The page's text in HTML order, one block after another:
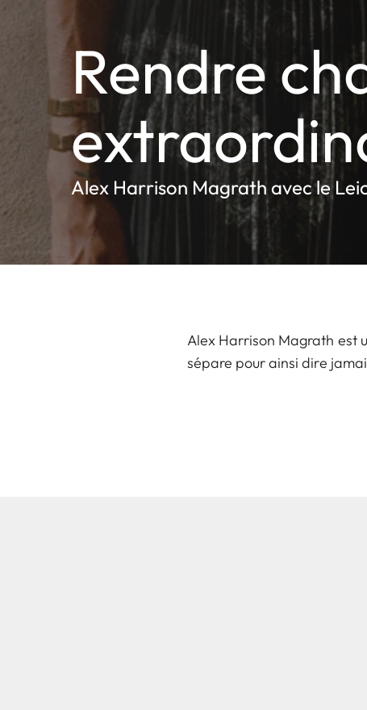
Rendre
Alex Harrison Magrath avec le
Alex Harrison Magrath est
sépare pour ainsi dire